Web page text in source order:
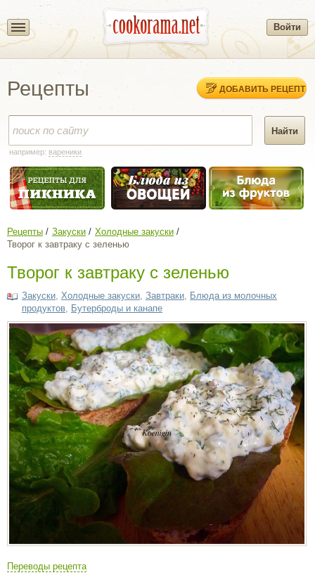
Войти
Рецепты ДОБАВИТЬ РЕЦЕПТ
например: вареники
Рецепты Закуски
Холодные закуски
Творог к завтраку с зеленью
Творог к завтраку с зеленью
Закуски Холодные закуски Завтраки Блюда из молочных
продуктов Бутерброды и канапе
Переводы рецепта